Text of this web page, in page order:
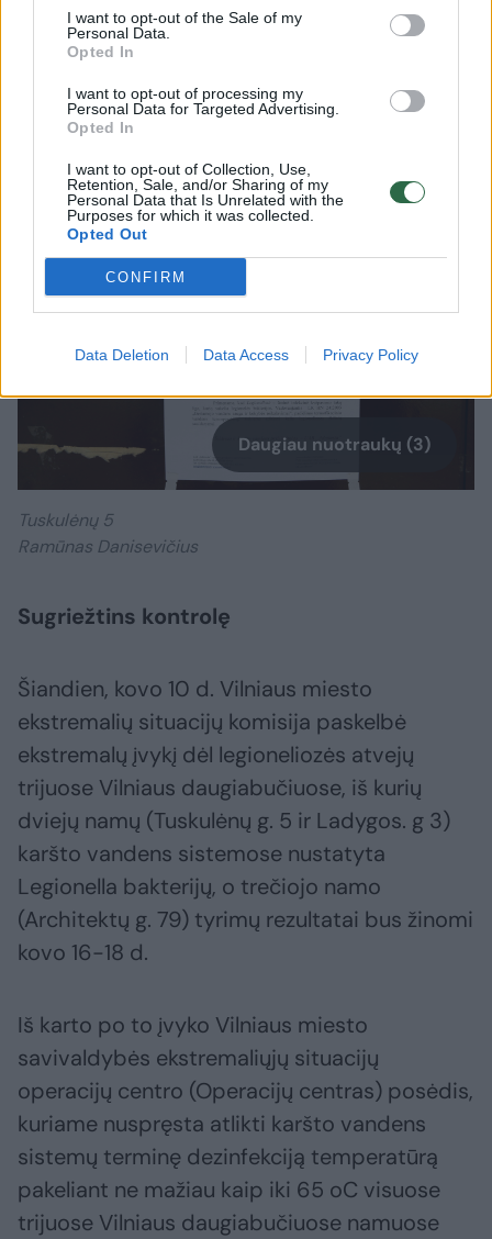
I want to opt-out of the Sale of my
Personal Data.
Opted In
I want to opt-out of processing my
Personal Data for Targeted Advertising.
Opted In
I want to opt-out of Collection, Use,
Retention, Sale, and/or Sharing of my
Personal Data that Is Unrelated with the
Purposes for which it was collected.
Opted Out
CONFIRM
Data Deletion Data Access Privacy Policy
nuolat būtų palaikoma ne žemesnė 50
laipsnių temperatūra visuose vartotojų
čiaupuose, pažymi visuomenės sveikatos
specialistai.
Daugiau nuotraukų (3)
Tuskulėnų 5
Ramūnas Danisevičius
Sugriežtins kontrolę
Šiandien, kovo 10 d. Vilniaus miesto
ekstremalių situacijų komisija paskelbė
ekstremalų įvykį dėl legioneliozės atvejų
trijuose Vilniaus daugiabučiuose, iš kurių
dviejų namų (Tuskulėnų g. 5 ir Ladygos. g 3)
karšto vandens sistemose nustatyta
Legionella bakterijų, o trečiojo namo
(Architektų g. 79) tyrimų rezultatai bus žinomi
kovo 16-18 d.
Iš karto po to įvyko Vilniaus miesto
savivaldybės ekstremaliųjų situacijų
operacijų centro (Operacijų centras) posėdis,
kuriame nuspręsta atlikti karšto vandens
sistemų terminę dezinfekciją temperatūrą
pakeliant ne mažiau kaip iki 65 oC visuose
trijuose Vilniaus daugiabučiuose namuose